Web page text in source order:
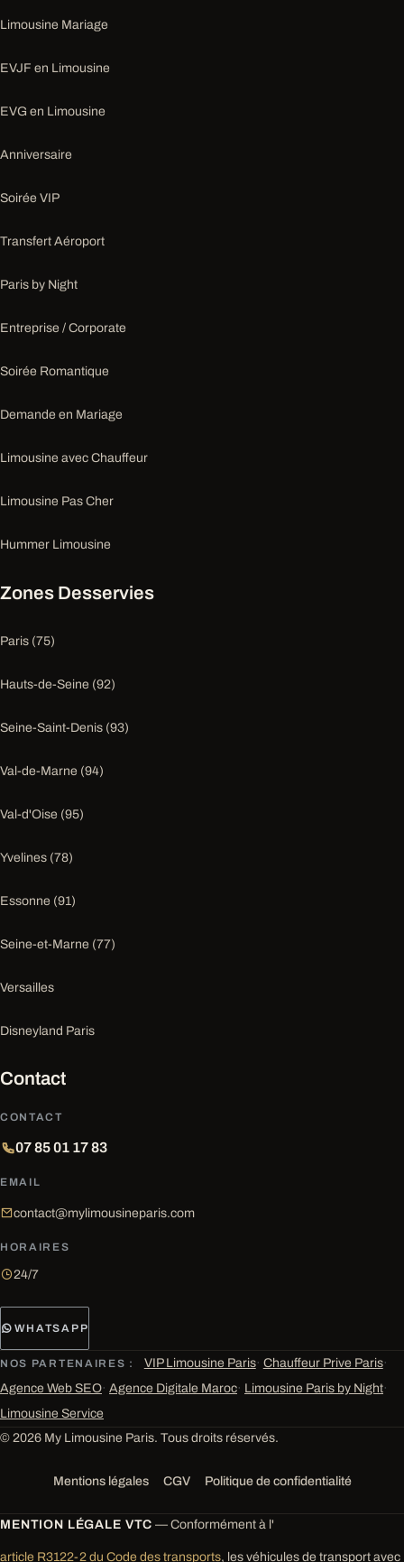
Limousine Mariage
EVJF en Limousine
EVG en Limousine
Anniversaire
Soirée VIP
Transfert Aéroport
Paris by Night
Entreprise / Corporate
Soirée Romantique
Demande en Mariage
Limousine avec Chauffeur
Limousine Pas Cher
Hummer Limousine
Zones Desservies
Paris (75)
Hauts-de-Seine (92)
Seine-Saint-Denis (93)
Val-de-Marne (94)
Val-d'Oise (95)
Yvelines (78)
Essonne (91)
Seine-et-Marne (77)
Versailles
Disneyland Paris
Contact
CONTACT
07 85 01 17 83
EMAIL
contact@mylimousineparis.com
HORAIRES
24/7
WHATSAPP
NOS PARTENAIRES : VIP Limousine Paris· Chauffeur Prive Paris·
Agence Web SEO· Agence Digitale Maroc· Limousine Paris by Night·
Limousine Service
© 2026 My Limousine Paris. Tous droits réservés.
Mentions légales CGV Politique de confidentialité
MENTION LÉGALE VTC — Conformément à l'
article R3122-2 du Code des transports, les véhicules de transport avec